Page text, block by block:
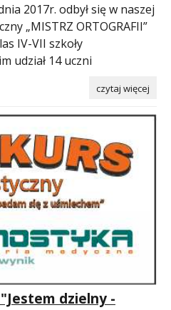
odbył się w naszej
„MISTRZ ORTOGRAFII”
IV-VII szkoły
udział 14 uczni
czytaj więcej
dzielny -